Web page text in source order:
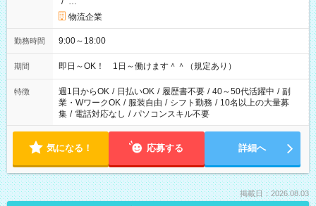
物流企業
勤務時間 9:00～18:00
期間 即日～OK！ 1日～働けます＾＾（規定あり）
特徴 週1日からOK / 日払いOK / 履歴書不要 / 40～50代活躍中 / 副
業・WワークOK / 服装自由 / シフト勤務 / 10名以上の大量募
集 / 電話対応なし / パソコンスキル不要
気になる！ 応募する 詳細へ
掲載日：2026.08.03